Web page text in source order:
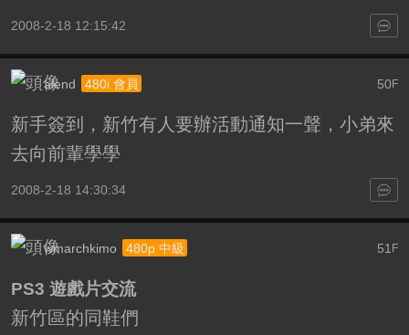
2008-2-18 12:15:42
50F
alend 480i 會員
新手簽到，新竹有人要辦活動通知一聲，小弟來
去向前輩學學
2008-2-18 14:30:34
51 F
wmarchkimo 480p 中級
PS3 遊戲片交流
新竹區的同鞋們